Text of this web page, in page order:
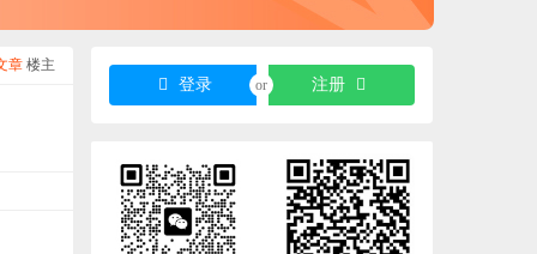
章 楼主
登录 注册
or